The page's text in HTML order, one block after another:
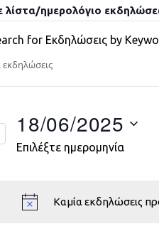
λίστα/ημερολόγιο
Καμία εκδηλώσεις
for Εκδηλώσεις by
18/06/2025
Επιλέξτε ημερομηνία